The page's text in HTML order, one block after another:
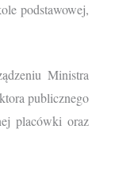
podstawowej,
Ministra
publicznego
placówki oraz